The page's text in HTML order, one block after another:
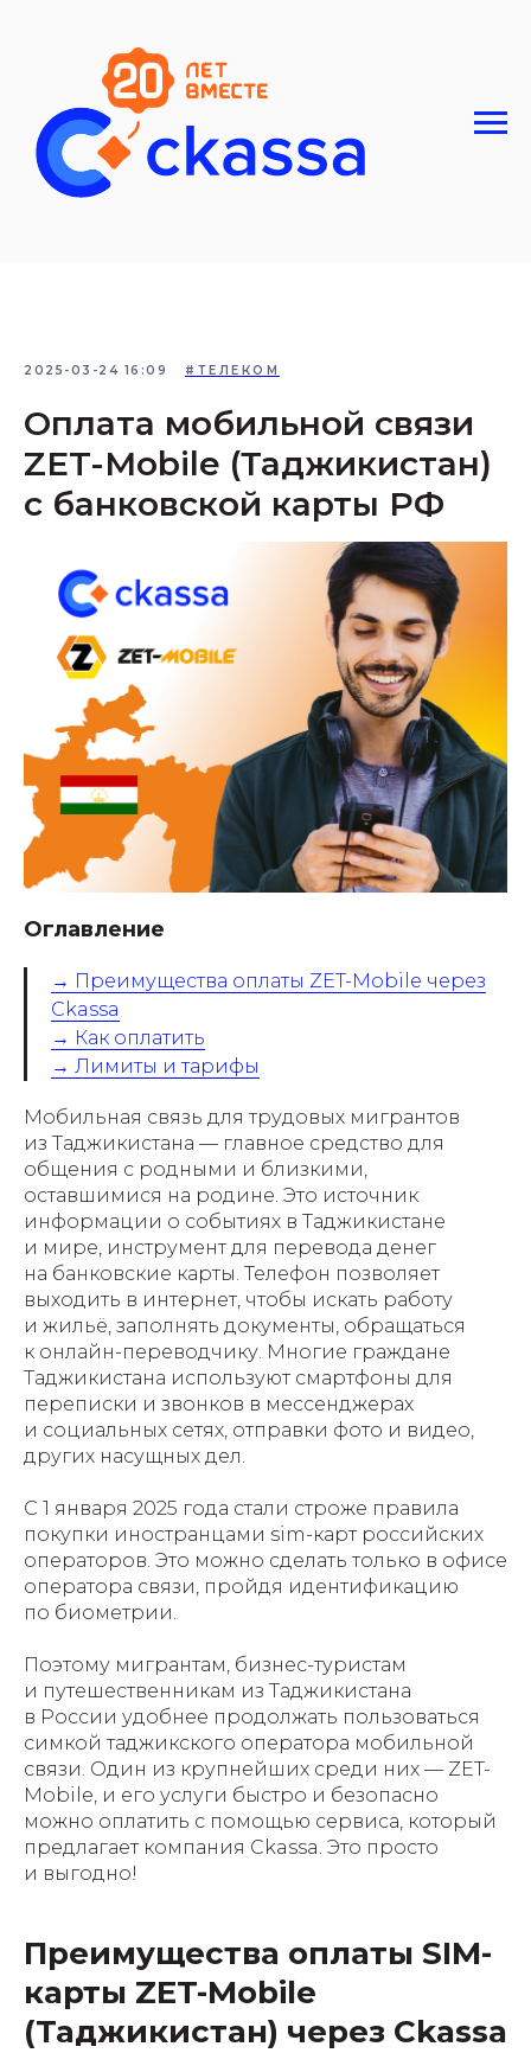
2025-03-24 16:09 #ТЕЛЕКОМ
Оплата мобильной связи
ZET-Mobile (Таджикистан)
с банковской карты РФ
Оглавление
→ Преимущества оплаты ZET-Mobile через
Ckassa
→ Как оплатить
→ Лимиты и тарифы
Мобильная связь для трудовых мигрантов
из Таджикистана — главное средство для
общения с родными и близкими,
оставшимися на родине. Это источник
информации о событиях в Таджикистане
и мире, инструмент для перевода денег
на банковские карты. Телефон позволяет
выходить в интернет, чтобы искать работу
и жильё, заполнять документы, обращаться
к онлайн-переводчику. Многие граждане
Таджикистана используют смартфоны для
переписки и звонков в мессенджерах
и социальных сетях, отправки фото и видео,
других насущных дел.
С 1 января 2025 года стали строже правила
покупки иностранцами sim-карт российских
операторов. Это можно сделать только в офисе
оператора связи, пройдя идентификацию
по биометрии.
Поэтому мигрантам, бизнес-туристам
и путешественникам из Таджикистана
в России удобнее продолжать пользоваться
симкой таджикского оператора мобильной
связи. Один из крупнейших среди них — ZET-
Mobile, и его услуги быстро и безопасно
можно оплатить с помощью сервиса, который
предлагает компания Ckassa. Это просто
и выгодно!
Преимущества оплаты SIM-
карты ZET-Mobile
(Таджикистан) через Ckassa